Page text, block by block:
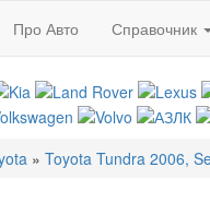
Про Авто Справочник
» Toyota Tundra 2006,